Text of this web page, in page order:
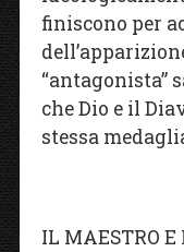
finiscono per
“antagonista”
che Dio e il
stessa
IL MAESTRO